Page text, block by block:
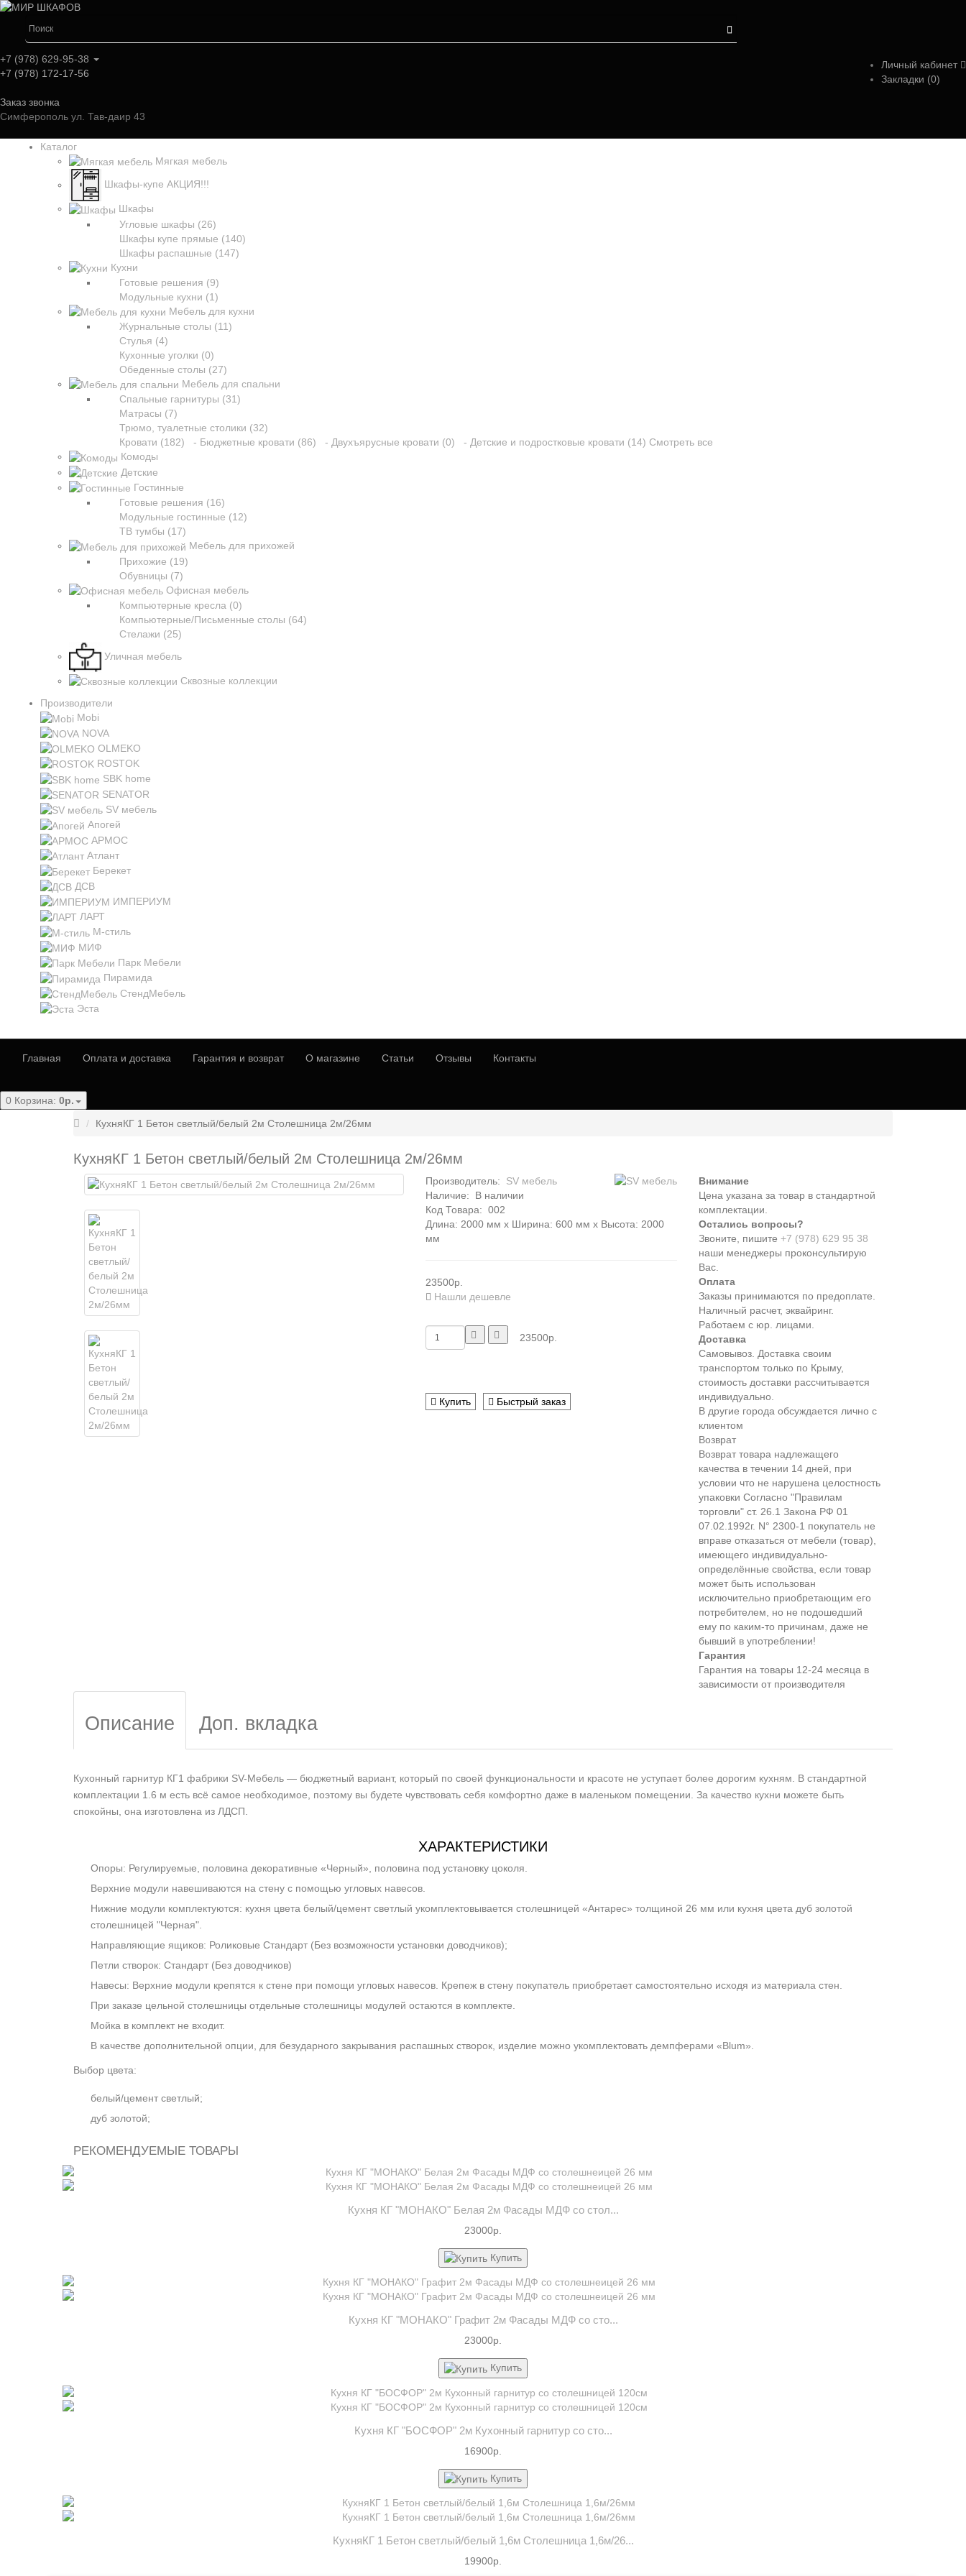
Личный кабинет
Закладки (0)
+7 (978) 629-95-38
+7 (978) 172-17-56
Заказ звонка
Симферополь ул. Тав-даир 43
Каталог
Мягкая мебель
Шкафы-купе АКЦИЯ!!!
Шкафы
Угловые шкафы (26)
Шкафы купе прямые (140)
Шкафы распашные (147)
Кухни
Готовые решения (9)
Модульные кухни (1)
Мебель для кухни
Журнальные столы (11)
Стулья (4)
Кухонные уголки (0)
Обеденные столы (27)
Мебель для спальни
Спальные гарнитуры (31)
Матрасы (7)
Трюмо, туалетные столики (32)
Кровати (182)
- Бюджетные кровати (86) - Двухъярусные кровати (0) - Детские и подростковые кровати (14) Смотреть все
Комоды
Детские
Гостинные
Готовые решения (16)
Модульные гостинные (12)
ТВ тумбы (17)
Мебель для прихожей
Прихожие (19)
Обувницы (7)
Офисная мебель
Компьютерные кресла (0)
Компьютерные/Письменные столы (64)
Стелажи (25)
Уличная мебель
Сквозные коллекции
Производители
Mobi
NOVA
OLMEKO
ROSTOK
SBK home
SENATOR
SV мебель
Апогей
АРМОС
Атлант
Берекет
ДСВ
ИМПЕРИУМ
ЛАРТ
М-стиль
МИФ
Парк Мебели
Пирамида
СтендМебель
Эста
Главная Оплата и доставка Гарантия и возврат О магазине Статьи Отзывы Контакты
0 Корзина: 0р.
КухняКГ 1 Бетон светлый/белый 2м Столешница 2м/26мм
КухняКГ 1 Бетон светлый/белый 2м Столешница 2м/26мм
Производитель:
SV мебель
Наличие: В наличии
Код Товара: 002
Длина: 2000 мм x Ширина: 600 мм x Высота: 2000
мм
23500р.
Нашли дешевле
23500р.
Купить Быстрый заказ
Внимание
Цена указана за товар в стандартной
комплектации.
Остались вопросы?
Звоните, пишите +7 (978) 629 95 38
наши менеджеры проконсультирую
Вас.
Оплата
Заказы принимаются по предоплате.
Наличный расчет, эквайринг.
Работаем с юр. лицами.
Доставка
Самовывоз. Доставка своим
транспортом только по Крыму,
стоимость доставки рассчитывается
индивидуально.
В другие города обсуждается лично с
клиентом
Возврат
Возврат товара надлежащего
качества в течении 14 дней, при
условии что не нарушена целостность
упаковки Согласно "Правилам
торговли" ст. 26.1 Закона РФ 01
07.02.1992г. N° 2300-1 покупатель не
вправе отказаться от мебели (товар),
имеющего индивидуально-
определённые свойства, если товар
может быть использован
исключительно приобретающим его
потребителем, но не подошедший
eмy по каким-то причинам, даже не
бывший в употреблении!
Гарантия
Гарантия на товары 12-24 месяца в
зависимости от производителя
Описание Доп. вкладка
Кухонный гарнитур КГ1 фабрики SV-Мебель — бюджетный вариант, который по своей функциональности и красоте не уступает более дорогим кухням. В стандартной
комплектации 1.6 м есть всё самое необходимое, поэтому вы будете чувствовать себя комфортно даже в маленьком помещении. За качество кухни можете быть
спокойны, она изготовлена из ЛДСП.
ХАРАКТЕРИСТИКИ
Опоры: Регулируемые, половина декоративные «Черный», половина под установку цоколя.
Верхние модули навешиваются на стену с помощью угловых навесов.
Нижние модули комплектуются: кухня цвета белый/цемент светлый укомплектовывается столешницей «Антарес» толщиной 26 мм или кухня цвета дуб золотой
столешницей "Черная".
Направляющие ящиков: Роликовые Стандарт (Без возможности установки доводчиков);
Петли створок: Стандарт (Без доводчиков)
Навесы: Верхние модули крепятся к стене при помощи угловых навесов. Крепеж в стену покупатель приобретает самостоятельно исходя из материала стен.
При заказе цельной столешницы отдельные столешницы модулей остаются в комплекте.
Мойка в комплект не входит.
В качестве дополнительной опции, для безударного закрывания распашных створок, изделие можно укомплектовать демпферами «Blum».
Выбор цвета:
белый/цемент светлый;
дуб золотой;
РЕКОМЕНДУЕМЫЕ ТОВАРЫ
Кухня КГ "МОНАКО" Белая 2м Фасады МДФ со стол...
23000р.
Купить
Кухня КГ "МОНАКО" Графит 2м Фасады МДФ со сто...
23000р.
Купить
Кухня КГ "БОСФОР" 2м Кухонный гарнитур со сто...
16900р.
Купить
КухняКГ 1 Бетон светлый/белый 1,6м Столешница 1,6м/26...
19900р.